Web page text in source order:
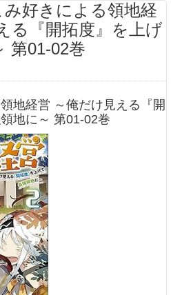
好きによる領地経
る『開拓度』を上げ
第01-02巻
地経営 ～俺だけ見える『開
地に～ 第01-02巻